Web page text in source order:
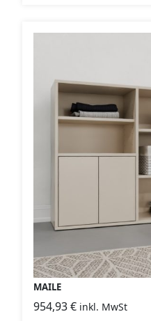
MAILE
954,93€ inkl. MwSt